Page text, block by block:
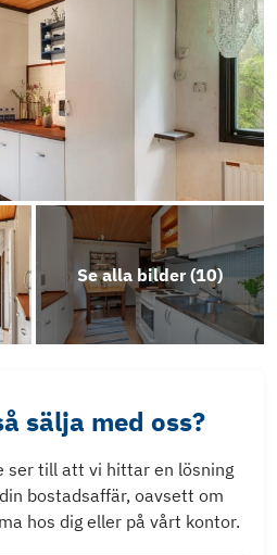
Se alla bilder (10)
sälja med oss?
ser till att vi hittar en lösning
bostadsaffär, oavsett om
hos dig eller på vårt kontor.